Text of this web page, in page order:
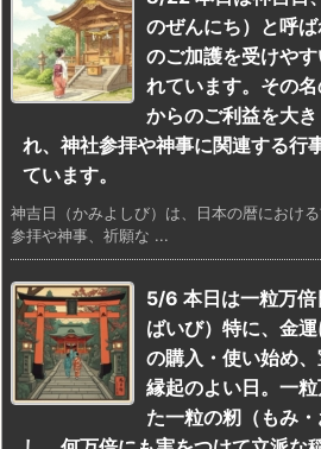
のぜんにち）と呼
のご加護を受けや
れています。その
からのご利益を大
れ、神社参拝や神事に関連する行
ています。
神吉日（かみよしび）は、日本の暦におけ
参拝や神事、祈願な ...
5/6 本日は一粒万
ばいび）特に、金
の購入・使い始め
縁起のよい日。一
た一粒の籾（もみ